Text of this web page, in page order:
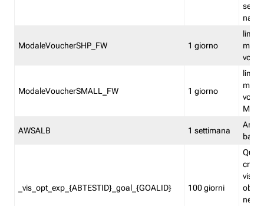
ModaleVoucherSHP_FW 1 giorno
ModaleVoucherSMALL_FW 1 giorno
AWSALB 1 settimana
_vis_opt_exp_{ABTESTID}_goal_{GOALID} 100 giorni
nel